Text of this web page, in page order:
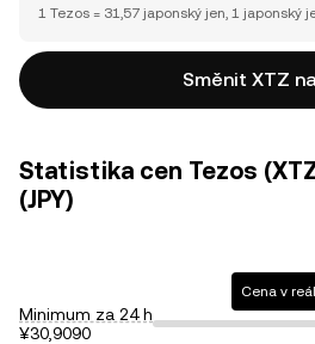
1 Tezos = 31,57 japonský jen, 1 japonský
Směnit XTZ
Statistika cen Tezos
(JPY)
Minimum za 24 h
¥30,9090
Cena v